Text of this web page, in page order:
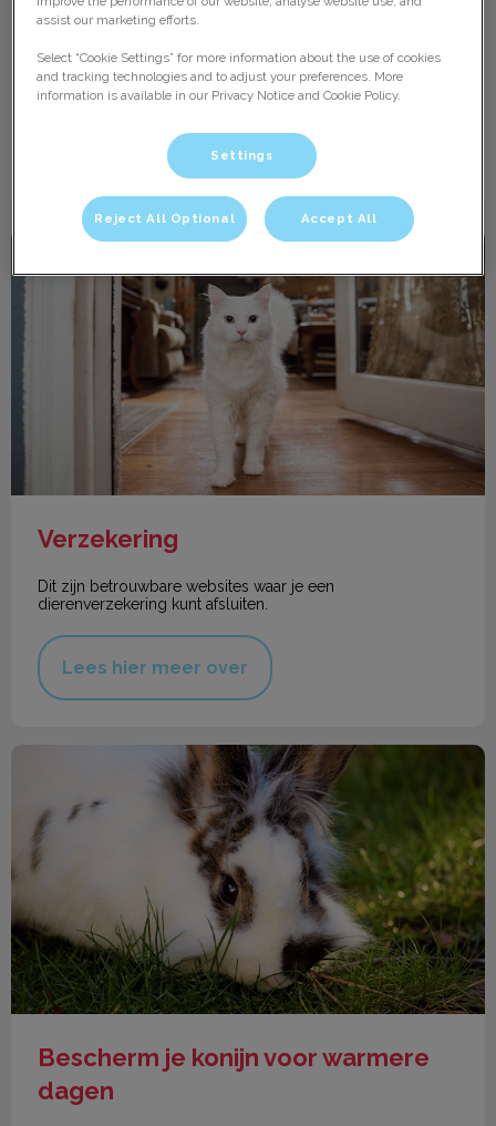
Konijnen maand actie!
Korting op de vaccinatie tegen myxomatose, RHD1 en
RHD2
Lees hier meer over
Verzekering
Verzekering
Dit zijn betrouwbare websites waar je een
dierenverzekering kunt afsluiten.
Lees hier meer over
Bescherm je konijn voor warmere dagen
Bescherm je konijn voor warmere
dagen
assist our marketing efforts.
Select “Cookie Settings” for more information about the use of cookies
and tracking technologies and to adjust your preferences. More
information is available in our Privacy Notice and Cookie Policy.
Settings
Reject All Optional Accept All